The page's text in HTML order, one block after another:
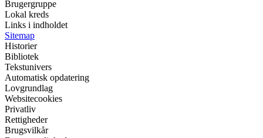
Brugergruppe
Lokal kreds
Links i indholdet
Sitemap
Historier
Bibliotek
Tekstunivers
Automatisk opdatering
Lovgrundlag
Websitecookies
Privatliv
Rettigheder
Brugsvilkår